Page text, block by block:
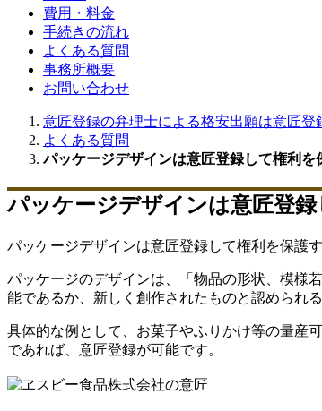
費用・料金
手続きの流れ
よくある質問
事務所概要
お問い合わせ
意匠登録の弁理士による格安出願は意匠登
よくある質問
パッケージデザインは意匠登録して権利を
パッケージデザインは意匠登
パッケージデザインは意匠登録して権利を保護
パッケージのデザインは、「物品の形状、模様
能であるか、新しく創作されたものと認められ
具体的な例として、お菓子やふりかけ等の量産
であれば、意匠登録が可能です。